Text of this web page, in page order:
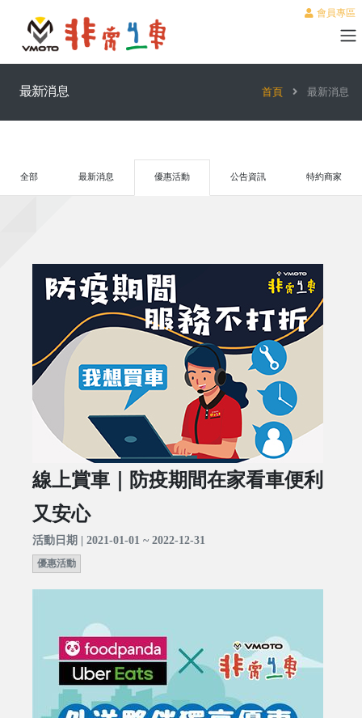
會員專區
最新消息 首頁 最新消息
全部 最新消息 優惠活動 公告資訊 特約商家
線上賞車｜防疫期間在家看車便利
又安心
活動日期 | 2021-01-01 ~ 2022-12-31
優惠活動